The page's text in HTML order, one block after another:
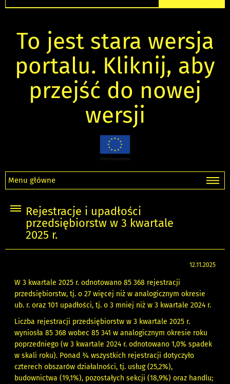
To jest stara wersja
portalu. Kliknij, aby
przejść do nowej
wersji
Menu główne
Rejestracje i upadłości
przedsiębiorstw w 3 kwartale
2025 r.
12.11.2025
W 3 kwartale 2025 r. odnotowano 85 368 rejestracji
przedsiębiorstw, tj. o 27 więcej niż w analogicznym okresie
ub. r. oraz 101 upadłości, tj. o 3 mniej niż w 3 kwartale 2024 r.
Liczba rejestracji przedsiębiorstw w 3 kwartale 2025 r.
wyniosła 85 368 wobec 85 341 w analogicznym okresie roku
poprzedniego (w 3 kwartale 2024 r. odnotowano 1,0% spadek
w skali roku). Ponad ¾ wszystkich rejestracji dotyczyło
czterech obszarów działalności, tj. usług (25,2%),
budownictwa (19,1%), pozostałych sekcji (18,9%) oraz handlu;